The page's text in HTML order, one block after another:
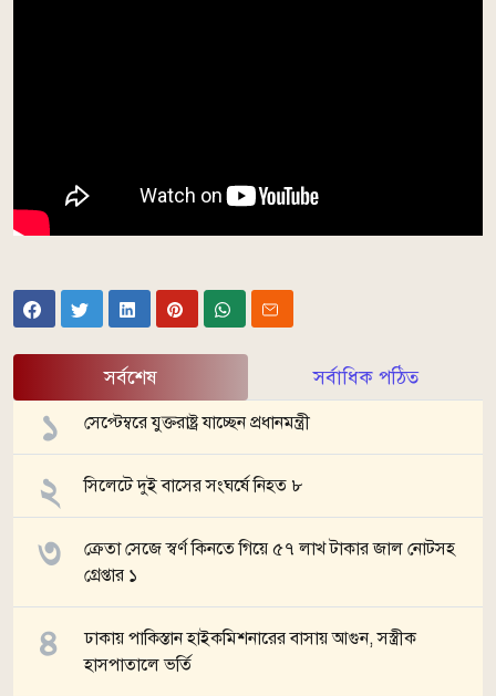
সর্বশেষ সর্বাধিক পঠিত
সেপ্টেম্বরে যুক্তরাষ্ট্র যাচ্ছেন প্রধানমন্ত্রী
সিলেটে দুই বাসের সংঘর্ষে নিহত ৮
ক্রেতা সেজে স্বর্ণ কিনতে গিয়ে ৫৭ লাখ টাকার জাল নোটসহ
গ্রেপ্তার ১
ঢাকায় পাকিস্তান হাইকমিশনারের বাসায় আগুন, সস্ত্রীক
হাসপাতালে ভর্তি